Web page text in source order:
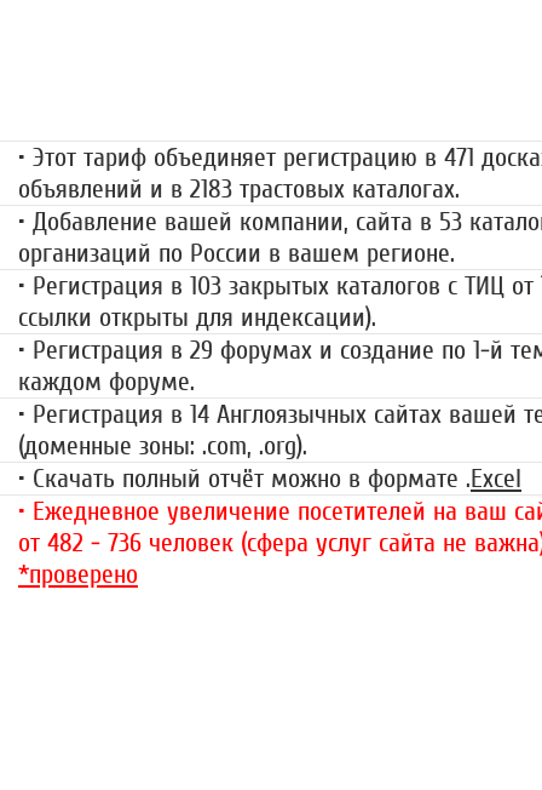
• Этот тариф объединяет регистрацию в 471
объявлений и в 2183 трастовых каталогах.
• Добавление вашей компании, сайта в 53
организаций по России в вашем регионе.
• Регистрация в 103 закрытых каталогов с ТИЦ от
ссылки открыты для индексации).
• Регистрация в 29 форумах и создание по 1-й
каждом форуме.
• Регистрация в 14 Англоязычных сайтах вашей
(доменные зоны: .com, .org).
• Скачать полный отчёт можно в формате .Excel
• Ежедневное увеличение посетителей на ваш
от 482 - 736 человек (сфера услуг сайта не
*проверено